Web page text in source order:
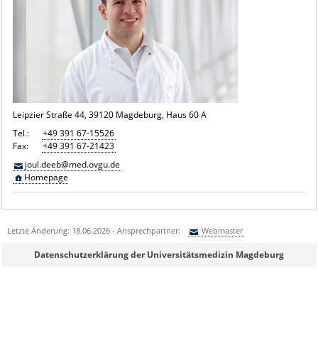
Leipzier Straße 44, 39120 Magdeburg, Haus 60 A
Tel.:
+49 391 67-15526
Fax:
+49 391 67-21423
joul.deeb@med.ovgu.de
Homepage
Letzte Änderung: 18.06.2026 - Ansprechpartner: Webmaster
Sie können eine Nachricht versenden an:Webmaster
Datenschutzerklärung der Universitätsmedizin Magdeburg